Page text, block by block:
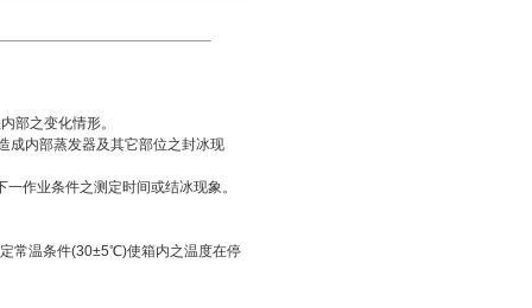
部之变化情形。
内部蒸发器及其它部位之封冰现
作业条件之测定时间或结冰现象。
常温条件(30±5℃)使箱内之温度在停